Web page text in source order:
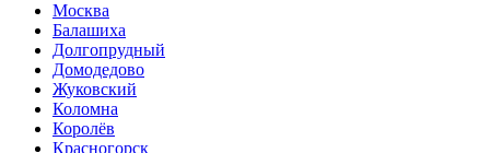
Москва
Балашиха
Долгопрудный
Домодедово
Жуковский
Коломна
Королёв
Красногорск